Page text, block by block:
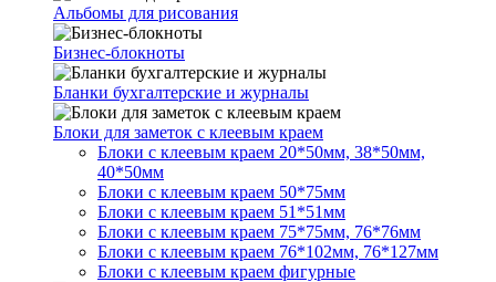
Альбомы для рисования
Бизнес-блокноты
Бланки бухгалтерские и журналы
Блоки для заметок с клеевым краем
Блоки с клеевым краем 20*50мм, 38*50мм,
40*50мм
Блоки с клеевым краем 50*75мм
Блоки с клеевым краем 51*51мм
Блоки с клеевым краем 75*75мм, 76*76мм
Блоки с клеевым краем 76*102мм, 76*127мм
Блоки с клеевым краем фигурные